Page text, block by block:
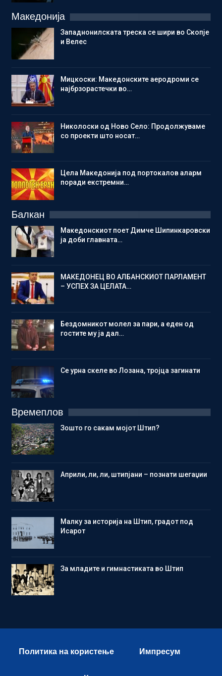
Македонија
Западнонилската треска се шири во Скопје
и Велес
Мицкоски: Македонските аеродроми се
најбрзорастечки во…
Николоски од Ново Село: Продолжуваме
со проекти што носат…
Цела Македонија под портокалов аларм
поради екстремни…
Балкан
Македонскиот поет Димче Шипинкаровски
ја доби главната…
МАКЕДОНЕЦ ВО АЛБАНСКИОТ ПАРЛАМЕНТ
– УСПЕХ ЗА ЦЕЛАТА…
Бездомникот молел за пари, а еден од
гостите му ја дал…
Се урна скеле во Лозана, тројца загинати
Времеплов
Зошто го сакам мојот Штип?
Aприли, ли, ли, штипјани – познати шегаџии
Малку за историја на Штип, градот под
Исарот
Зa младите и гимнастиката во Штип
Политика на користење Импресум